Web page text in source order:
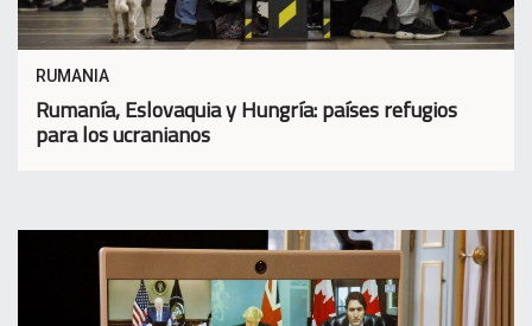
RUMANIA
Rumanía, Eslovaquia y Hungría: países refugios
para los ucranianos